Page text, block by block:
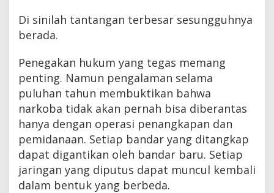
Di sinilah tantangan terbesar sesungguhnya
berada.
Penegakan hukum yang tegas memang
penting. Namun pengalaman selama
puluhan tahun membuktikan bahwa
narkoba tidak akan pernah bisa diberantas
hanya dengan operasi penangkapan dan
pemidanaan. Setiap bandar yang ditangkap
dapat digantikan oleh bandar baru. Setiap
jaringan yang diputus dapat muncul kembali
dalam bentuk yang berbeda.